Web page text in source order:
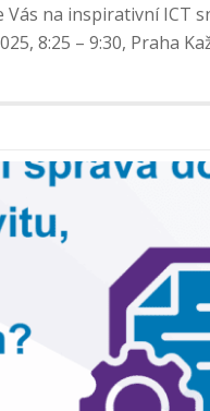
na inspirativní ICT
8:25 – 9:30, Praha